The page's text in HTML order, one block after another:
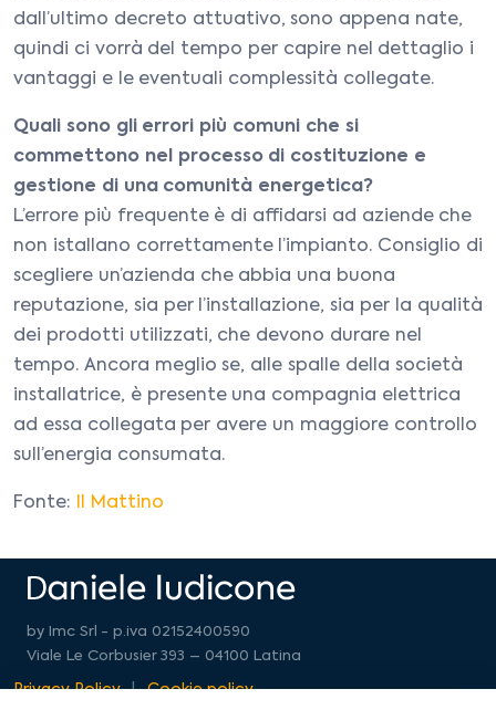
dall’ultimo decreto attuativo, sono appena nate,
quindi ci vorrà del tempo per capire nel dettaglio i
vantaggi e le eventuali complessità collegate.
Quali sono gli errori più comuni che si
commettono nel processo di costituzione e
gestione di una comunità energetica?
L’errore più frequente è di affidarsi ad aziende che
non istallano correttamente l’impianto. Consiglio di
scegliere un’azienda che abbia una buona
reputazione, sia per l’installazione, sia per la qualità
dei prodotti utilizzati, che devono durare nel
tempo. Ancora meglio se, alle spalle della società
installatrice, è presente una compagnia elettrica
ad essa collegata per avere un maggiore controllo
sull’energia consumata.
Fonte: Il Mattino
by Imc Srl - p.iva 02152400590
Viale Le Corbusier 393 – 04100 Latina
Privacy Policy Cookie policy